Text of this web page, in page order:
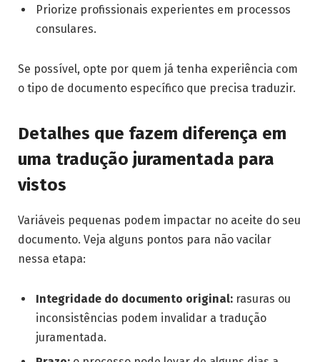
Priorize profissionais experientes em processos
consulares.
Se possível, opte por quem já tenha experiência com
o tipo de documento específico que precisa traduzir.
Detalhes que fazem diferença em
uma tradução juramentada para
vistos
Variáveis pequenas podem impactar no aceite do seu
documento. Veja alguns pontos para não vacilar
nessa etapa:
Integridade do documento original: rasuras ou
inconsistências podem invalidar a tradução
juramentada.